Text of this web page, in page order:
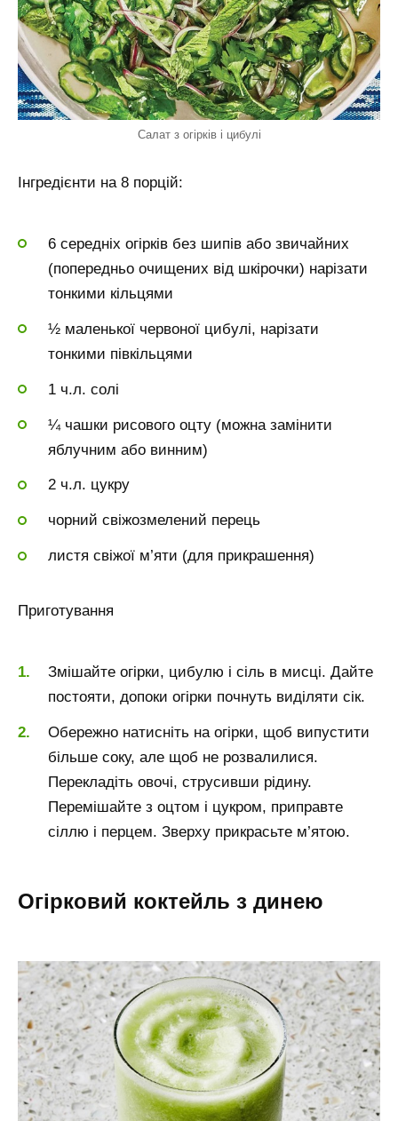
Салат з огірків і цибулі
Інгредієнти на 8 порцій:
6 середніх огірків без шипів або звичайних
(попередньо очищених від шкірочки) нарізати
тонкими кільцями
½ маленької червоної цибулі, нарізати
тонкими півкільцями
1 ч.л. солі
¼ чашки рисового оцту (можна замінити
яблучним або винним)
2 ч.л. цукру
чорний свіжозмелений перець
листя свіжої м’яти (для прикрашення)
Приготування
Змішайте огірки, цибулю і сіль в мисці. Дайте
постояти, допоки огірки почнуть виділяти сік.
Обережно натисніть на огірки, щоб випустити
більше соку, але щоб не розвалилися.
Перекладіть овочі, струсивши рідину.
Перемішайте з оцтом і цукром, приправте
сіллю і перцем. Зверху прикрасьте м’ятою.
Огірковий коктейль з динею